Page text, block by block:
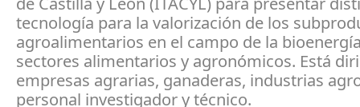
tecnología para la valorización de los
agroalimentarios en el campo de la
sectores alimentarios y agronómicos. Está
empresas agrarias, ganaderas, industrias
personal investigador y técnico.